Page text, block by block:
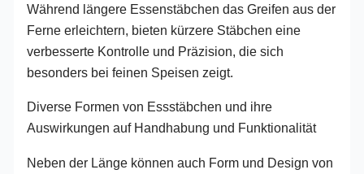
Während längere Essenstäbchen das Greifen aus der
Ferne erleichtern, bieten kürzere Stäbchen eine
verbesserte Kontrolle und Präzision, die sich
besonders bei feinen Speisen zeigt.
Diverse Formen von Essstäbchen und ihre
Auswirkungen auf Handhabung und Funktionalität
Neben der Länge können auch Form und Design von